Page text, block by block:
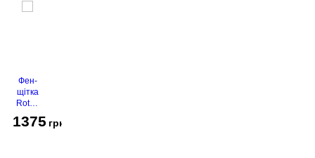
Фен-
щітка
Rotex
490-T
1375 грн